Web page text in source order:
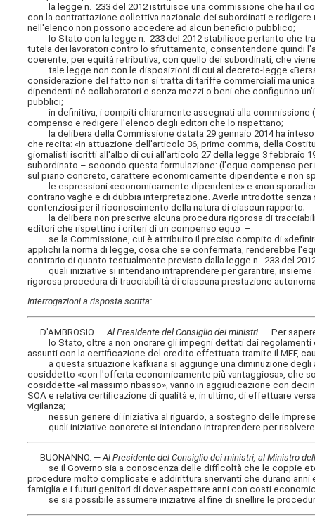
la legge n. 233 del 2012 istituisce una commissione che ha il
con la contrattazione collettiva nazionale dei subordinati e
nell'elenco non possono accedere ad alcun beneficio pubblico;
lo Stato con la legge n. 233 del 2012 stabilisce pertanto che tra
tutela dei lavoratori contro lo sfruttamento, consentendone quindi
coerente, per equità retributiva, con quello dei subordinati, che
tale legge non con le disposizioni di cui al decreto-legge
considerazione del fatto non si tratta di tariffe commerciali ma
dipendenti né collaboratori e senza mezzi o beni che configurino
pubblici;
in definitiva, i compiti chiaramente assegnati alla commissione
compenso e redigere l'elenco degli editori che lo rispettano;
la delibera della Commissione datata 29 gennaio 2014 ha
che recita: «In attuazione dell'articolo 36, primo comma, della
giornalisti iscritti all'albo di cui all'articolo 27 della legge 3 febbraio
subordinato – secondo questa formulazione: (l'equo compenso
sul piano concreto, carattere economicamente dipendente e non
le espressioni «economicamente dipendente» e «non
contrario vaghe e di dubbia interpretazione. Averle introdotte
contenziosi per il riconoscimento della natura di ciascun rapporto;
la delibera non prescrive alcuna procedura rigorosa di
editori che rispettino i criteri di un compenso equo –:
se la Commissione, cui è attribuito il preciso compito di
applichi la norma di legge, cosa che se confermata, renderebbe
contrario di quanto testualmente previsto dalla legge n. 233 del
quali iniziative si intendano intraprendere per garantire, insieme
rigorosa procedura di tracciabilità di ciascuna prestazione
Interrogazioni a risposta scritta:
D'AMBROSIO. —Al Presidente del Consiglio dei ministri . — Per
lo Stato, oltre a non onorare gli impegni dettati dai regolamenti
assunti con la certificazione del credito effettuata tramite il MEF,
a questa situazione kafkiana si aggiunge una diminuzione degli
cosiddetto «con l'offerta economicamente più vantaggiosa», che
cosiddette «al massimo ribasso», vanno in aggiudicazione con
SOA e relativa certificazione di qualità e, in ultimo, di effettuare
vigilanza;
nessun genere di iniziativa al riguardo, a sostegno delle
quali iniziative concrete si intendano intraprendere per risolvere
BUONANNO. —Al Presidente del Consiglio dei ministri, al Ministro
se il Governo sia a conoscenza delle difficoltà che le coppie
procedure molto complicate e addirittura snervanti che durano
famiglia e i futuri genitori di dover aspettare anni con costi
se sia possibile assumere iniziative al fine di snellire le